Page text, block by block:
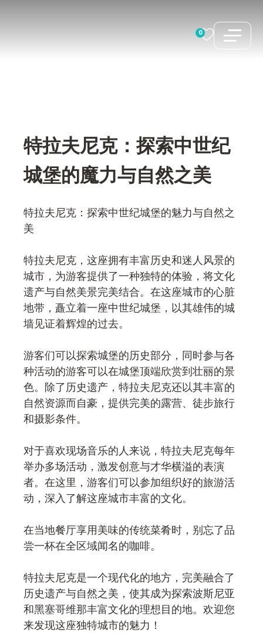
0
特拉夫尼克：探索中世纪
城堡的魔力与自然之美
特拉夫尼克：探索中世纪城堡的魅力与自然之
美
特拉夫尼克，这座拥有丰富历史和迷人风景的
城市，为游客提供了一种独特的体验，将文化
遗产与自然美景完美结合。在这座城市的心脏
地带，矗立着一座中世纪城堡，以其雄伟的城
墙见证着辉煌的过去。
游客们可以探索城堡的历史部分，同时参与各
种活动的游客可以在城堡顶端欣赏到壮丽的景
色。除了历史遗产，特拉夫尼克还以其丰富的
自然资源而自豪，提供完美的露营、徒步旅行
和摄影条件。
对于喜欢现场音乐的人来说，特拉夫尼克每年
举办多场活动，激发创意与才华横溢的表演
者。在这里，游客们可以参加组织好的旅游活
动，深入了解这座城市丰富的文化。
在当地餐厅享用美味的传统菜肴时，别忘了品
尝一杯在全区域闻名的咖啡。
特拉夫尼克是一个现代化的地方，完美融合了
历史遗产与自然之美，使其成为探索波斯尼亚
和黑塞哥维那丰富文化的理想目的地。欢迎您
来发现这座独特城市的魅力！